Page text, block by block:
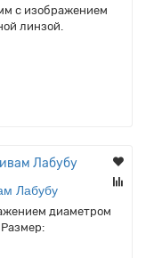
с изображением
линзой.
Лабубу
диаметром